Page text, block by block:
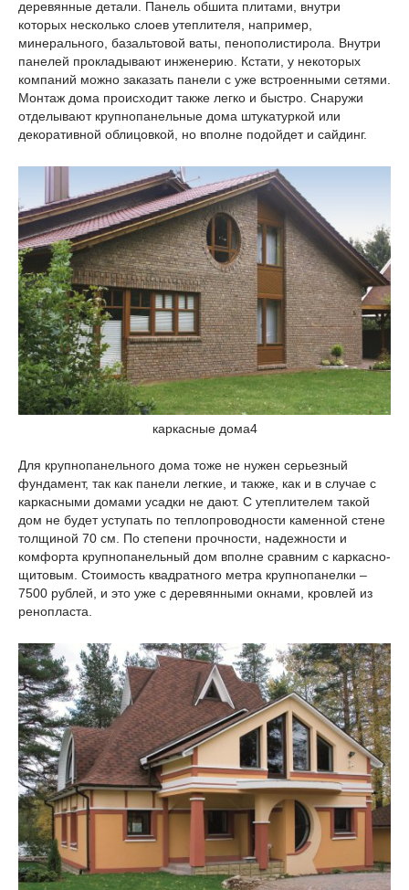
деревянные детали. Панель обшита плитами, внутри
которых несколько слоев утеплителя, например,
минерального, базальтовой ваты, пенополистирола. Внутри
панелей прокладывают инженерию. Кстати, у некоторых
компаний можно заказать панели с уже встроенными сетями.
Монтаж дома происходит также легко и быстро. Снаружи
отделывают крупнопанельные дома штукатуркой или
декоративной облицовкой, но вполне подойдет и сайдинг.
каркасные дома4
Для крупнопанельного дома тоже не нужен серьезный
фундамент, так как панели легкие, и также, как и в случае с
каркасными домами усадки не дают. С утеплителем такой
дом не будет уступать по теплопроводности каменной стене
толщиной 70 см. По степени прочности, надежности и
комфорта крупнопанельный дом вполне сравним с каркасно-
щитовым. Стоимость квадратного метра крупнопанелки –
7500 рублей, и это уже с деревянными окнами, кровлей из
ренопласта.